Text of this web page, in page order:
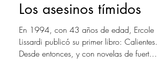
Augusto Munaro para
Los asesinos tímidos
En 1994, con 43 años de edad, Ercole
Lissardi publicó su primer libro: Calientes.